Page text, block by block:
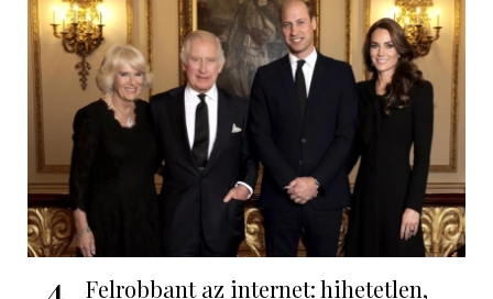
Felrobbant az internet: hihetetlen,